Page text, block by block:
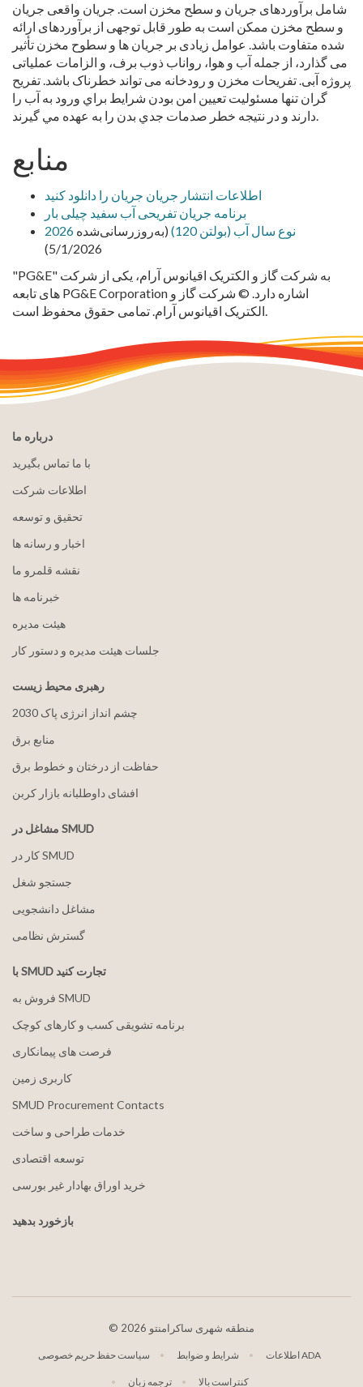
شامل برآوردهای جریان و سطح مخزن است. جریان واقعی جریان
و سطح مخزن ممکن است به طور قابل توجهی از برآوردهای ارائه
شده متفاوت باشد. عوامل زیادی بر جریان ها و سطوح مخزن تأثیر
می گذارد، از جمله آب و هوا، رواناب ذوب برف، و الزامات عملیاتی
پروژه آبی. تفریحات مخزن و رودخانه می تواند خطرناک باشد. تفريح
گران تنها مسئوليت تعيين امن بودن شرايط براي ورود به آب را
دارند و در نتيجه خطر صدمات جدي بدن را به عهده مي گيرند.
منابع
اطلاعات انتشار جریان جریان را دانلود کنید
برنامه جریان تفریحی آب سفید چیلی بار
2026 نوع سال آب (بولتن 120)
(به‌روزرسانی‌شده
5/1/2026)
"PG&E" به شرکت گاز و الکتریک اقیانوس آرام، یکی از شرکت
های تابعه PG&E Corporation اشاره دارد. © شرکت گاز و
الکتریک اقیانوس آرام. تمامی حقوق محفوظ است.
درباره ما
با ما تماس بگیرید
اطلاعات شرکت
تحقیق و توسعه
اخبار و رسانه ها
نقشه قلمرو ما
خبرنامه ها
هيئت مدیره
جلسات هیئت مدیره و دستور کار
رهبری محیط زیست
2030 چشم انداز انرژی پاک
منابع برق
حفاظت از درختان و خطوط برق
افشای داوطلبانه بازار کربن
مشاغل در SMUD
کار در SMUD
جستجو شغل
مشاغل دانشجویی
گسترش نظامی
با SMUD تجارت کنید
فروش به SMUD
برنامه تشویقی کسب و کارهای کوچک
فرصت های پیمانکاری
کاربری زمین
SMUD Procurement Contacts
خدمات طراحی و ساخت
توسعه اقتصادی
خرید اوراق بهادار غیر بورسی
بازخورد بدهید
© 2026 منطقه شهری ساکرامنتو
سیاست حفظ حریم خصوصی شرایط و ضوابط اطلاعات ADA
ترجمه زبان کنتراست بالا